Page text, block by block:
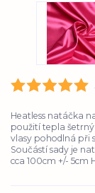
Heatless natáčka
použití tepla
vlasy pohodlná při
Součástí sady je
cca 100cm +/- 5cm